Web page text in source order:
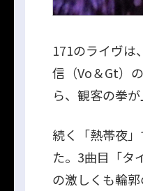
171のライヴは
信（Vo＆Gt）
ら、観客の拳
続く「熱帯夜
た。3曲目「タ
の激しくも輪